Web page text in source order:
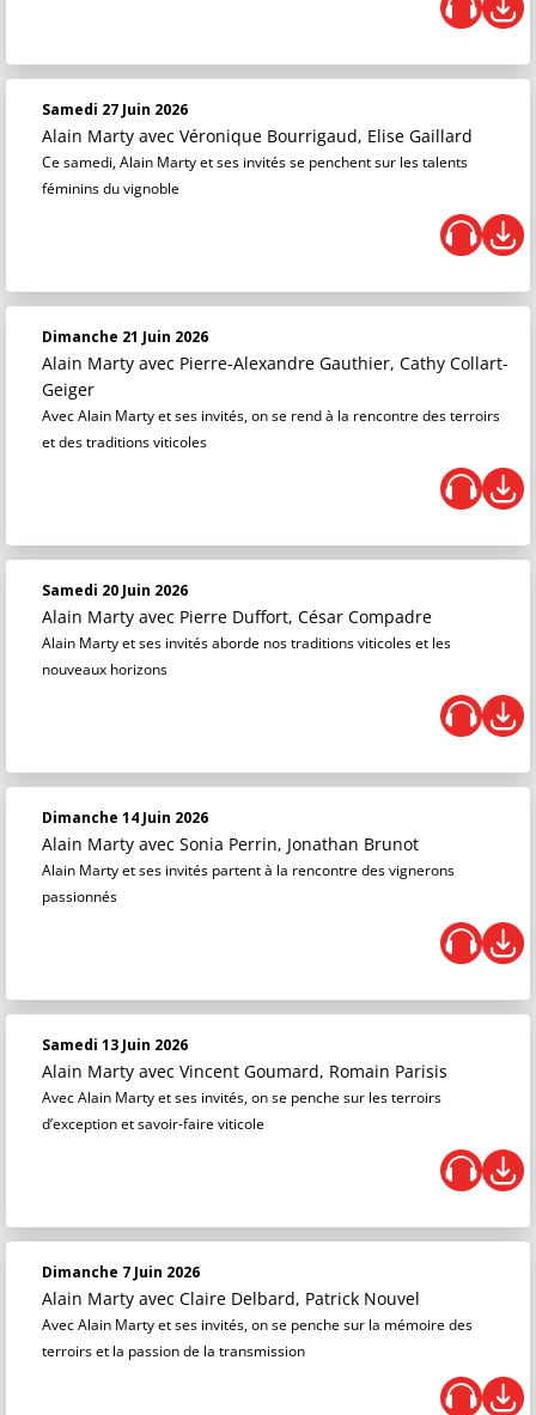
Samedi 27 Juin 2026
Alain Marty avec Véronique Bourrigaud, Elise Gaillard
Ce samedi, Alain Marty et ses invités se penchent sur les talents
féminins du vignoble
Dimanche 21 Juin 2026
Alain Marty avec Pierre-Alexandre Gauthier, Cathy Collart-
Geiger
Avec Alain Marty et ses invités, on se rend à la rencontre des terroirs
et des traditions viticoles
Samedi 20 Juin 2026
Alain Marty avec Pierre Duffort, César Compadre
Alain Marty et ses invités aborde nos traditions viticoles et les
nouveaux horizons
Dimanche 14 Juin 2026
Alain Marty avec Sonia Perrin, Jonathan Brunot
Alain Marty et ses invités partent à la rencontre des vignerons
passionnés
Samedi 13 Juin 2026
Alain Marty avec Vincent Goumard, Romain Parisis
Avec Alain Marty et ses invités, on se penche sur les terroirs
d’exception et savoir-faire viticole
Dimanche 7 Juin 2026
Alain Marty avec Claire Delbard, Patrick Nouvel
Avec Alain Marty et ses invités, on se penche sur la mémoire des
terroirs et la passion de la transmission